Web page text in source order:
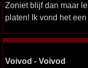
Zoniet blijf dan maar
platen! Ik vond het
Voivod - Voivod